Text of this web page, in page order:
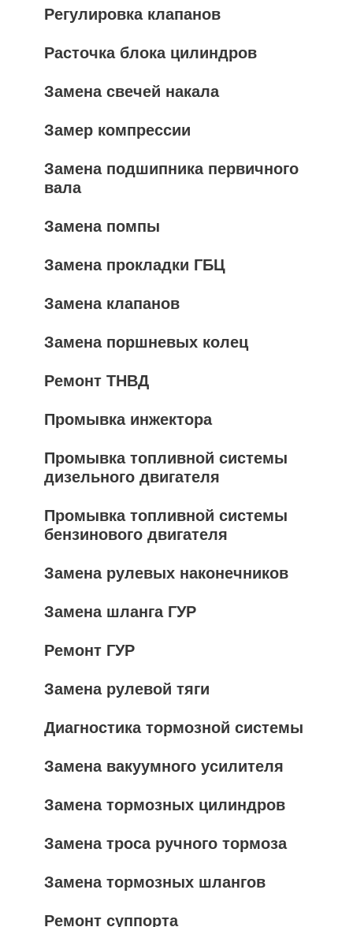
Регулировка клапанов
Расточка блока цилиндров
Замена свечей накала
Замер компрессии
Замена подшипника первичного
вала
Замена помпы
Замена прокладки ГБЦ
Замена клапанов
Замена поршневых колец
Ремонт ТНВД
Промывка инжектора
Промывка топливной системы
дизельного двигателя
Промывка топливной системы
бензинового двигателя
Замена рулевых наконечников
Замена шланга ГУР
Ремонт ГУР
Замена рулевой тяги
Диагностика тормозной системы
Замена вакуумного усилителя
Замена тормозных цилиндров
Замена троса ручного тормоза
Замена тормозных шлангов
Ремонт суппорта